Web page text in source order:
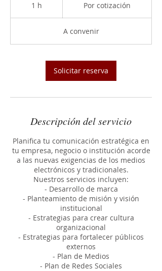
1 h Por cotización
A convenir
Solicitar reserva
Descripción del servicio
Planifica tu comunicación estratégica en
tu empresa, negocio o institución acorde
a las nuevas exigencias de los medios
electrónicos y tradicionales.
Nuestros servicios incluyen:
- Desarrollo de marca
- Planteamiento de misión y visión
institucional
- Estrategias para crear cultura
organizacional
- Estrategias para fortalecer públicos
externos
- Plan de Medios
- Plan de Redes Sociales